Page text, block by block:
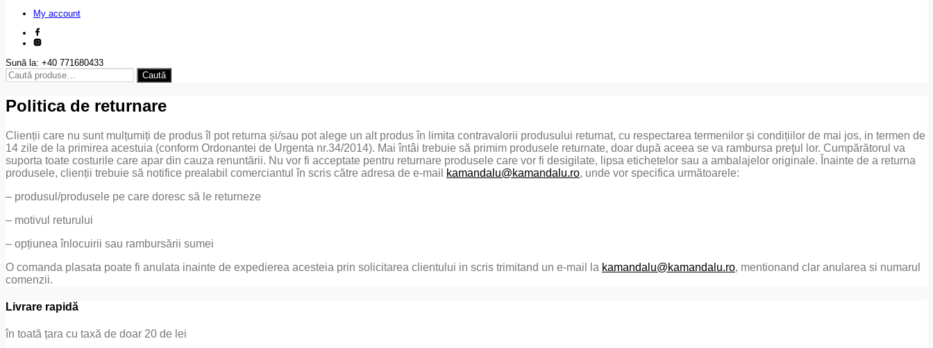
My account
Sună la: +40 771680433
Caută
după:
Caută
Politica de returnare
Clienții care nu sunt mulțumiți de produs îl pot returna și/sau pot alege un alt produs în limita contravalorii produsului returnat, cu respectarea termenilor și condițiilor de mai jos, in termen de
14 zile de la primirea acestuia (conform Ordonantei de Urgenta nr.34/2014). Mai întâi trebuie să primim produsele returnate, doar după aceea se va rambursa preţul lor. Cumpărătorul va
suporta toate costurile care apar din cauza renuntării. Nu vor fi acceptate pentru returnare produsele care vor fi desigilate, lipsa etichetelor sau a ambalajelor originale. Înainte de a returna
produsele, clienții trebuie să notifice prealabil comerciantul în scris către adresa de e-mail
kamandalu@kamandalu.ro, unde vor specifica următoarele:
– produsul/produsele pe care doresc să le returneze
– motivul returului
– opțiunea înlocuirii sau rambursării sumei
O comanda plasata poate fi anulata inainte de expedierea acesteia prin solicitarea clientului in scris trimitand un e-mail la kamandalu@kamandalu.ro, mentionand clar anularea si numarul
comenzii.
Livrare rapidă
în toată țara cu taxă de doar 20 de lei